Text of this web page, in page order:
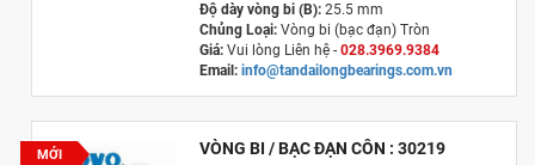
Độ dày vòng bi (B):25.5 mm
Chủng Loại: Vòng bi (bạc đạn) Tròn
Giá:Vui lòng Liên hệ - 028.3969.9384
Email: info@tandailongbearings.com.vn
MỚI VÒNG BI / BẠC ĐẠN CÔN : 30219